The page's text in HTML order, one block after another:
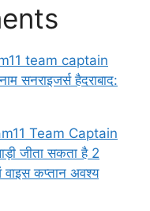
team captain
सनराइजर्स हैदराबाद:
Team Captain
जीता सकता है 2
कप्तान अवश्य